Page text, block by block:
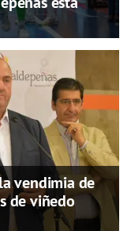
vendimia de
de viñedo